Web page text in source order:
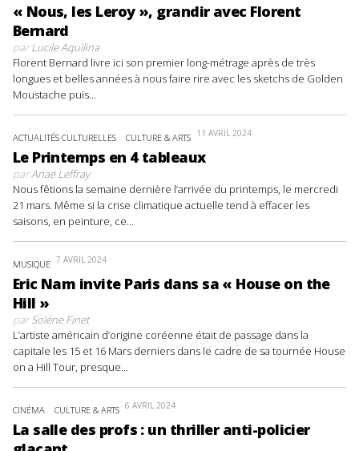
« Nous, les Leroy », grandir avec Florent
Bernard
parLucile Aquilina
Florent Bernard livre ici son premier long-métrage après de très
longues et belles années à nous faire rire avec les sketchs de Golden
Moustache puis...
ACTUALITÉS CULTURELLES CULTURE & ARTS 11 AVRIL 2024
Le Printemps en 4 tableaux
parAnaë Leffray
Nous fêtions la semaine dernière l’arrivée du printemps, le mercredi
21 mars. Même si la crise climatique actuelle tend à effacer les
saisons, en peinture, ce...
MUSIQUE 7 AVRIL 2024
Eric Nam invite Paris dans sa « House on the
Hill »
parSolène Finet
L’artiste américain d’origine coréenne était de passage dans la
capitale les 15 et 16 Mars derniers dans le cadre de sa tournée House
on a Hill Tour, presque...
CINÉMA CULTURE & ARTS 6 AVRIL 2024
La salle des profs : un thriller anti-policier